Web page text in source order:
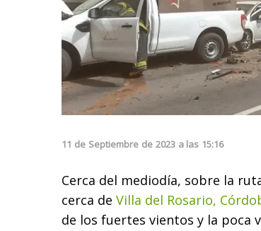
11 de Septiembre de 2023 a las 15:16
Cerca del mediodía, sobre la
cerca de Villa del Rosario,
de los fuertes vientos y la